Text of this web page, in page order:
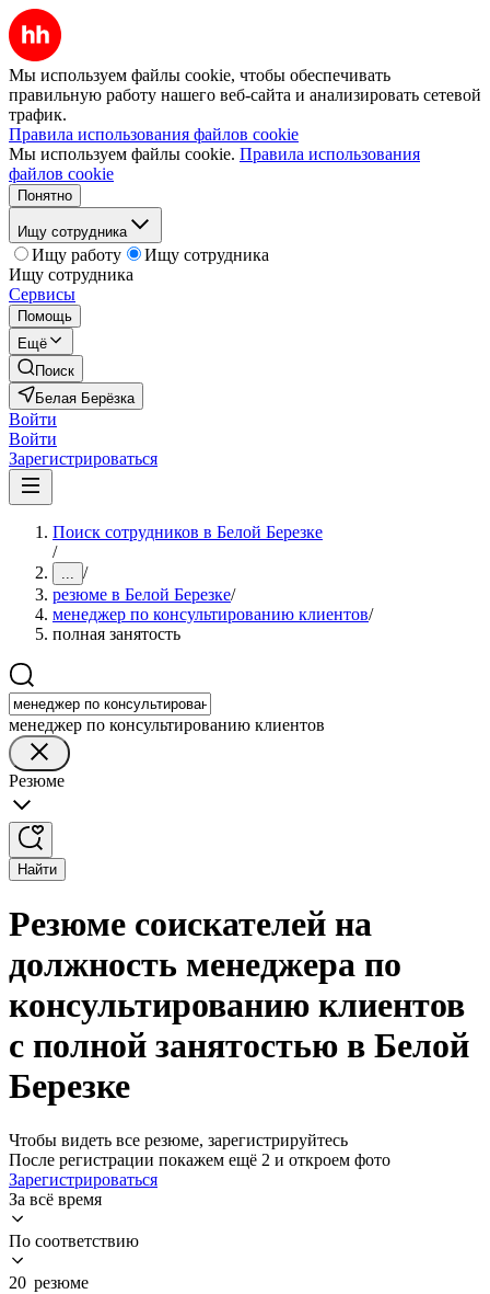
Мы используем файлы cookie, чтобы обеспечивать
правильную работу нашего веб-сайта и анализировать сетевой
трафик.
Правила использования файлов cookie
Мы используем файлы cookie. Правила использования
файлов cookie
Понятно
Ищу сотрудника
Ищу работу
Ищу сотрудника
Ищу сотрудника
Сервисы
Помощь
Ещё
Поиск
Белая Берёзка
Войти
Войти
Зарегистрироваться
Поиск сотрудников в Белой Березке
/
... /
резюме в Белой Березке/
менеджер по консультированию клиентов/
полная занятость
менеджер по консультированию клиентов
Резюме
Найти
Резюме соискателей на
должность менеджера по
консультированию клиентов
с полной занятостью в Белой
Березке
Чтобы видеть все резюме, зарегистрируйтесь
После регистрации покажем ещё 2 и откроем фото
Зарегистрироваться
За всё время
По соответствию
20 резюме